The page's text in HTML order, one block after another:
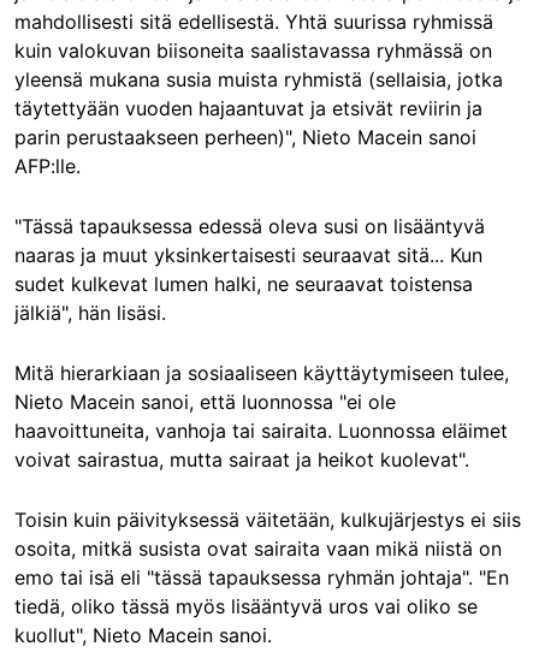
mahdollisesti sitä edellisestä. Yhtä suurissa ryhmissä
kuin valokuvan biisoneita saalistavassa ryhmässä on
yleensä mukana susia muista ryhmistä (sellaisia, jotka
täytettyään vuoden hajaantuvat ja etsivät reviirin ja
parin perustaakseen perheen)", Nieto Macein sanoi
AFP:lle.
"Tässä tapauksessa edessä oleva susi on lisääntyvä
naaras ja muut yksinkertaisesti seuraavat sitä... Kun
sudet kulkevat lumen halki, ne seuraavat toistensa
jälkiä", hän lisäsi.
Mitä hierarkiaan ja sosiaaliseen käyttäytymiseen tulee,
Nieto Macein sanoi, että luonnossa "ei ole
haavoittuneita, vanhoja tai sairaita. Luonnossa eläimet
voivat sairastua, mutta sairaat ja heikot kuolevat".
Toisin kuin päivityksessä väitetään, kulkujärjestys ei siis
osoita, mitkä susista ovat sairaita vaan mikä niistä on
emo tai isä eli "tässä tapauksessa ryhmän johtaja". "En
tiedä, oliko tässä myös lisääntyvä uros vai oliko se
kuollut", Nieto Macein sanoi.